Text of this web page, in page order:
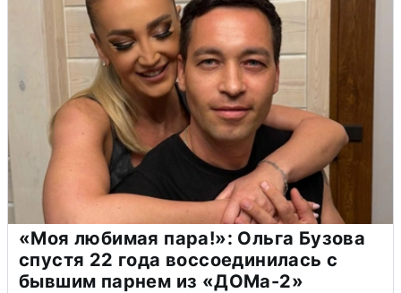
«Моя любимая пара!»: Ольга Бузова
спустя 22 года воссоединилась с
бывшим парнем из «ДОМа-2»